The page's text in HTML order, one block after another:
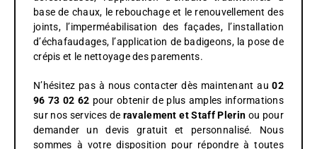
base de chaux, le rebouchage et le renouvellement des
joints, l’imperméabilisation des façades, l’installation
d’échafaudages, l’application de badigeons, la pose de
crépis et le nettoyage des parements.
N’hésitez pas à nous contacter dès maintenant au02
96 73 02 62 pour obtenir de plus amples informations
sur nos services de ravalement et Staff Plerin ou pour
demander un devis gratuit et personnalisé. Nous
sommes à votre disposition pour répondre à toutes